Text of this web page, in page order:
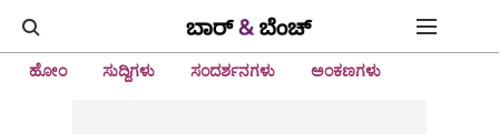
ಹೋಂ ಸುದ್ದಿಗಳು ಸಂದರ್ಶನಗಳು ಅಂಕಣಗಳು